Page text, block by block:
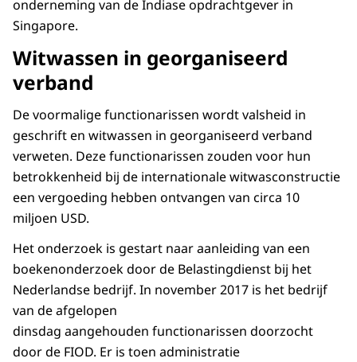
onderneming van de Indiase opdrachtgever in
Singapore.
Witwassen in georganiseerd
verband
De voormalige functionarissen wordt valsheid in
geschrift en witwassen in georganiseerd verband
verweten. Deze functionarissen zouden voor hun
betrokkenheid bij de internationale witwasconstructie
een vergoeding hebben ontvangen van circa 10
miljoen USD.
Het onderzoek is gestart naar aanleiding van een
boekenonderzoek door de Belastingdienst bij het
Nederlandse bedrijf. In november 2017 is het bedrijf
van de afgelopen
dinsdag aangehouden functionarissen doorzocht
door de FIOD. Er is toen administratie